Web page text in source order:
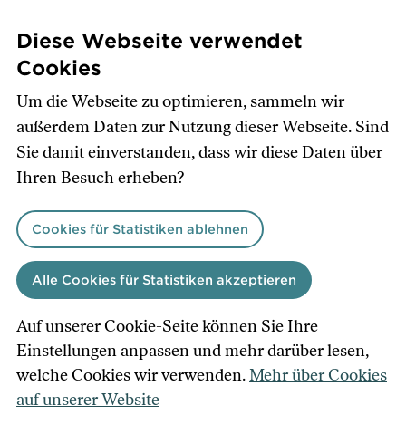
zum
Inhalt
Diese Webseite verwendet
Cookies
Um die Webseite zu optimieren, sammeln wir
außerdem Daten zur Nutzung dieser Webseite. Sind
Sie damit einverstanden, dass wir diese Daten über
Ihren Besuch erheben?
Cookies für Statistiken ablehnen
Alle Cookies für Statistiken akzeptieren
Auf unserer Cookie-Seite können Sie Ihre
Einstellungen anpassen und mehr darüber lesen,
welche Cookies wir verwenden.Mehr über Cookies
auf unserer Website